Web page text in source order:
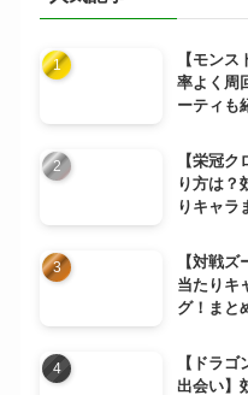
【モン
率よく周
ーティも
【栄冠
り方は？
りキャラ
【対戦
当たりキ
グ！まと
【ドラ
出会い】